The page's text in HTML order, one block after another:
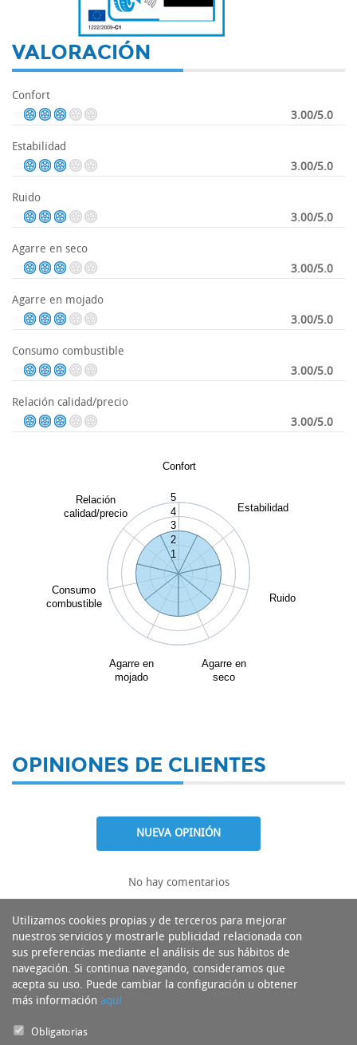
VALORACIÓN
Confort
3.00/5.0
Estabilidad
3.00/5.0
Ruido
3.00/5.0
Agarre en seco
3.00/5.0
Agarre en mojado
3.00/5.0
Consumo combustible
3.00/5.0
Relación calidad/precio
3.00/5.0
Confort
Estabilidad
Ruido
Agarre en
seco
Agarre en
mojado
Consumo
combustible
Relación
calidad/precio
1
2
3
4
5
OPINIONES DE CLIENTES
NUEVA OPINIÓN
No hay comentarios
Utilizamos cookies propias y de terceros para mejorar
nuestros servicios y mostrarle publicidad relacionada con
sus preferencias mediante el análisis de sus hábitos de
navegación. Si continua navegando, consideramos que
acepta su uso. Puede cambiar la configuración u obtener
más información aquí
Obligatorias